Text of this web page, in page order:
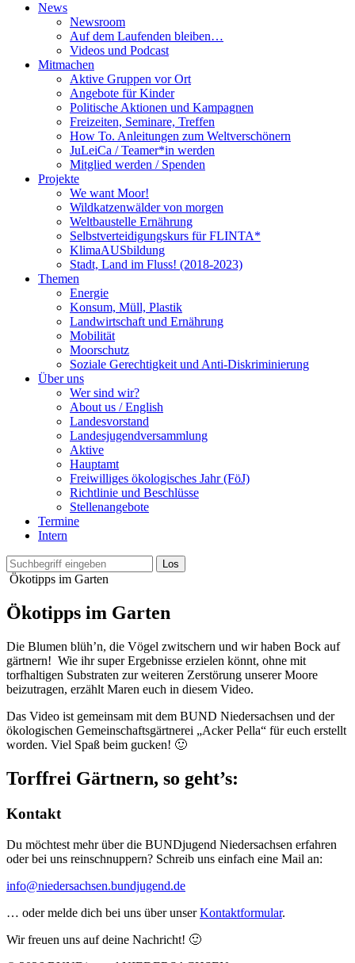
News
Newsroom
Auf dem Laufenden bleiben…
Videos und Podcast
Mitmachen
Aktive Gruppen vor Ort
Angebote für Kinder
Politische Aktionen und Kampagnen
Freizeiten, Seminare, Treffen
How To. Anleitungen zum Weltverschönern
JuLeiCa / Teamer*in werden
Mitglied werden / Spenden
Projekte
We want Moor!
Wildkatzenwälder von morgen
Weltbaustelle Ernährung
Selbstverteidigungskurs für FLINTA*
KlimaAUSbildung
Stadt, Land im Fluss! (2018-2023)
Themen
Energie
Konsum, Müll, Plastik
Landwirtschaft und Ernährung
Mobilität
Moorschutz
Soziale Gerechtigkeit und Anti-Diskriminierung
Über uns
Wer sind wir?
About us / English
Landesvorstand
Landesjugendversammlung
Aktive
Hauptamt
Freiwilliges ökologisches Jahr (FöJ)
Richtlinie und Beschlüsse
Stellenangebote
Termine
Intern
Ökotipps im Garten
Ökotipps im Garten
Die Blumen blüh’n, die Vögel zwitschern und wir haben Bock auf
gärtnern! Wie ihr super Ergebnisse erzielen könnt, ohne mit
torfhaltigen Substraten zur weiteren Zerstörung unserer Moore
beizutragen, erzählt Maren euch in diesem Video.
Das Video ist gemeinsam mit dem BUND Niedersachsen und der
ökologischen Gemeinschaftsgärtnerei „Acker Pella“ für euch erstellt
worden. Viel Spaß beim gucken! 🙂
Torffrei Gärtnern, so geht’s:
Kontakt
Du möchtest mehr über die BUNDjugend Niedersachsen erfahren
oder bei uns reinschnuppern? Schreib uns einfach eine Mail an:
info@niedersachsen.bundjugend.de
… oder melde dich bei uns über unserKontaktformular.
Wir freuen uns auf deine Nachricht! 🙂